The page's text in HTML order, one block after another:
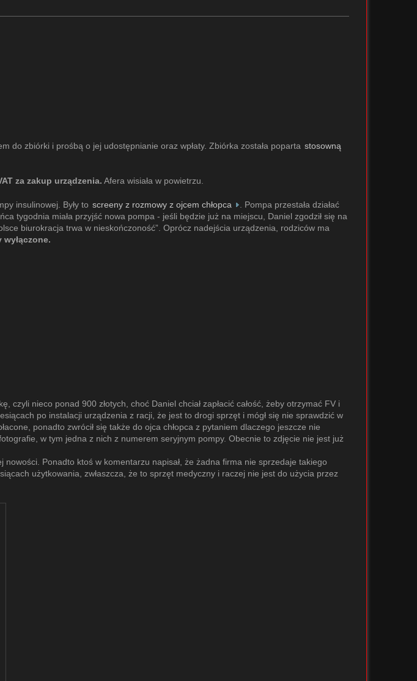
do zbiórki i prośbą o jej udostępnianie oraz wpłaty. Zbiórka została poparta stosowną
za zakup urządzenia. Afera wisiała w powietrzu.
insulinowej. Były to screeny z rozmowy z ojcem chłopca
. Pompa przestała działać
tygodnia miała przyjść nowa pompa - jeśli będzie już na miejscu, Daniel zgodził się na
biurokracja trwa w nieskończoność”. Oprócz nadejścia urządzenia, rodziców ma
wyłączone.
czyli nieco ponad 900 złotych, choć Daniel chciał zapłacić całość, żeby otrzymać FV i
po instalacji urządzenia z racji, że jest to drogi sprzęt i mógł się nie sprawdzić w
ponadto zwrócił się także do ojca chłopca z pytaniem dlaczego jeszcze nie
w tym jedna z nich z numerem seryjnym pompy. Obecnie to zdjęcie nie jest już
Ponadto ktoś w komentarzu napisał, że żadna firma nie sprzedaje takiego
użytkowania, zwłaszcza, że to sprzęt medyczny i raczej nie jest do użycia przez